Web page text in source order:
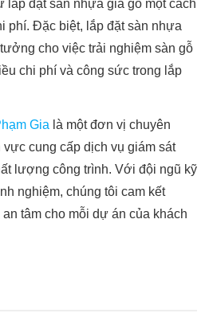
lắp đặt sàn nhựa giả gỗ một cách
phí. Đặc biệt, lắp đặt sàn nhựa
cho việc trải nghiệm sàn gỗ
chi phí và công sức trong lắp
Gia là một đơn vị chuyên
cung cấp dịch vụ giám sát
lượng công trình. Với đội ngũ kỹ
nghiệm, chúng tôi cam kết
tâm cho mỗi dự án của khách